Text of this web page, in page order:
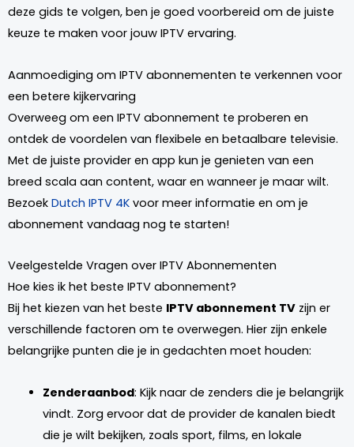
deze gids te volgen, ben je goed voorbereid om de juiste
keuze te maken voor jouw IPTV ervaring.
Aanmoediging om IPTV abonnementen te verkennen voor
een betere kijkervaring
Overweeg om een IPTV abonnement te proberen en
ontdek de voordelen van flexibele en betaalbare televisie.
Met de juiste provider en app kun je genieten van een
breed scala aan content, waar en wanneer je maar wilt.
Bezoek Dutch IPTV 4K voor meer informatie en om je
abonnement vandaag nog te starten!
Veelgestelde Vragen over IPTV Abonnementen
Hoe kies ik het beste IPTV abonnement?
Bij het kiezen van het beste IPTV abonnement TV zijn er
verschillende factoren om te overwegen. Hier zijn enkele
belangrijke punten die je in gedachten moet houden:
Zenderaanbod: Kijk naar de zenders die je belangrijk
vindt. Zorg ervoor dat de provider de kanalen biedt
die je wilt bekijken, zoals sport, films, en lokale